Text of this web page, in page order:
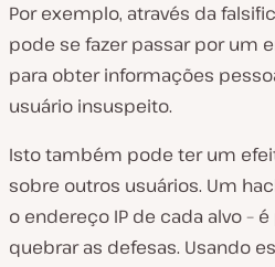
Por exemplo, através da
pode se fazer passar por um
para obter informações
usuário insuspeito.
Isto também pode ter um
sobre outros usuários. Um
o endereço IP de cada alvo –
quebrar as defesas. Usando